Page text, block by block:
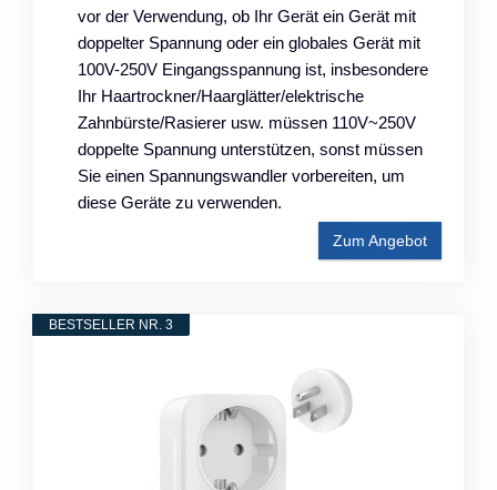
vor der Verwendung, ob Ihr Gerät ein Gerät mit
doppelter Spannung oder ein globales Gerät mit
100V-250V Eingangsspannung ist, insbesondere
Ihr Haartrockner/Haarglätter/elektrische
Zahnbürste/Rasierer usw. müssen 110V~250V
doppelte Spannung unterstützen, sonst müssen
Sie einen Spannungswandler vorbereiten, um
diese Geräte zu verwenden.
Zum Angebot
BESTSELLER NR. 3